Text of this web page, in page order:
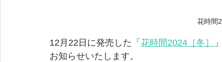
花時間
12月22日に発売した「 花時間2024［冬］
お知らせいたします。